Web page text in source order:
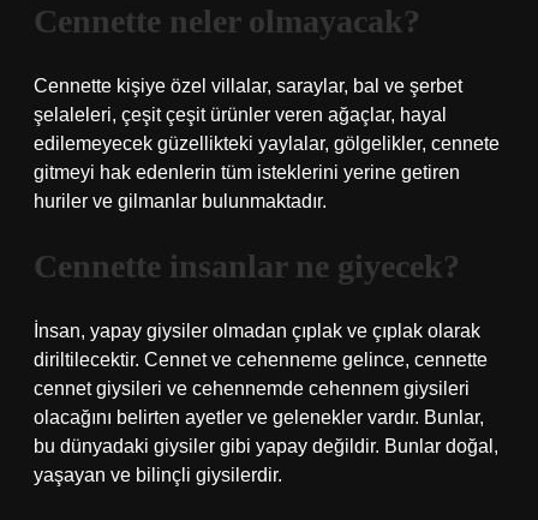
Cennette neler olmayacak?
Cennette kişiye özel villalar, saraylar, bal ve şerbet
şelaleleri, çeşit çeşit ürünler veren ağaçlar, hayal
edilemeyecek güzellikteki yaylalar, gölgelikler, cennete
gitmeyi hak edenlerin tüm isteklerini yerine getiren
huriler ve gilmanlar bulunmaktadır.
Cennette insanlar ne giyecek?
İnsan, yapay giysiler olmadan çıplak ve çıplak olarak
diriltilecektir. Cennet ve cehenneme gelince, cennette
cennet giysileri ve cehennemde cehennem giysileri
olacağını belirten ayetler ve gelenekler vardır. Bunlar,
bu dünyadaki giysiler gibi yapay değildir. Bunlar doğal,
yaşayan ve bilinçli giysilerdir.